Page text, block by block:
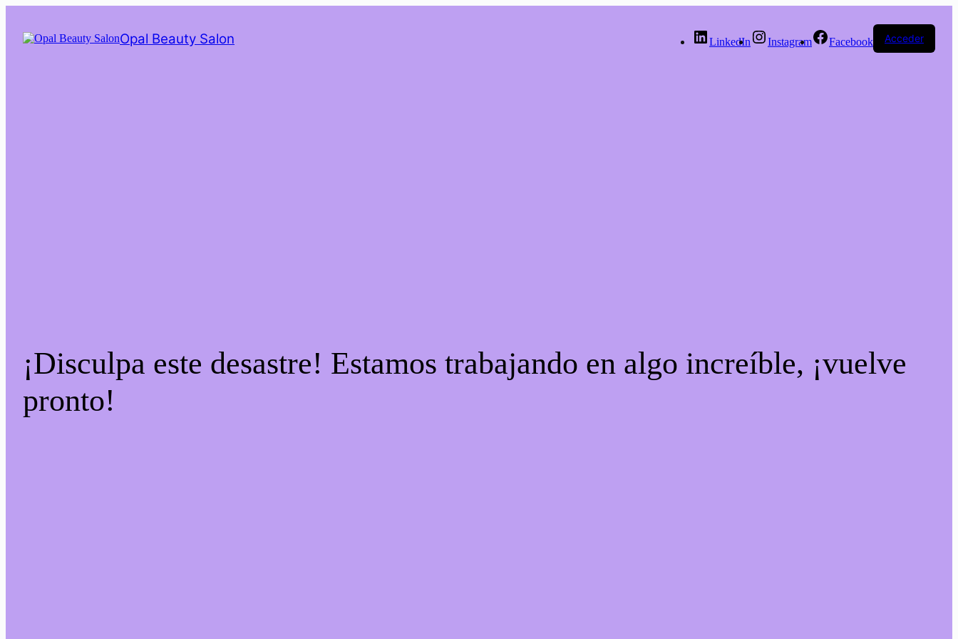
contenido
Opal Beauty Salon LinkedIn Instagram Facebook Acceder
¡Disculpa este desastre! Estamos trabajando en algo increíble, ¡vuelve
pronto!